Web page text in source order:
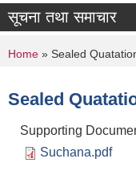
सूचना तथा समाचार
You are
Home » Sealed
Sealed
Supporting
Suchana.pdf